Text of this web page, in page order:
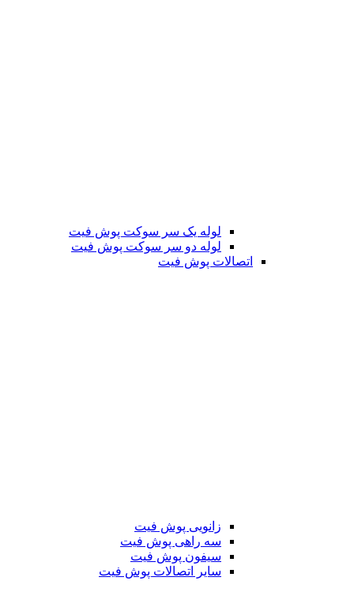
لوله یک سر سوکت پوش فیت
لوله دو سر سوکت پوش فیت
اتصالات پوش فیت
زانویی پوش فیت
سه راهی پوش فیت
سیفون پوش فیت
سایر اتصالات پوش فیت